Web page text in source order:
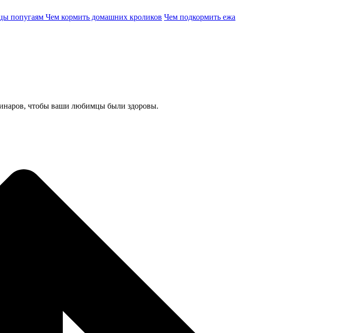
попугаям Чем кормить домашних кроликов Чем подкормить ежа
чтобы ваши любимцы были здоровы.